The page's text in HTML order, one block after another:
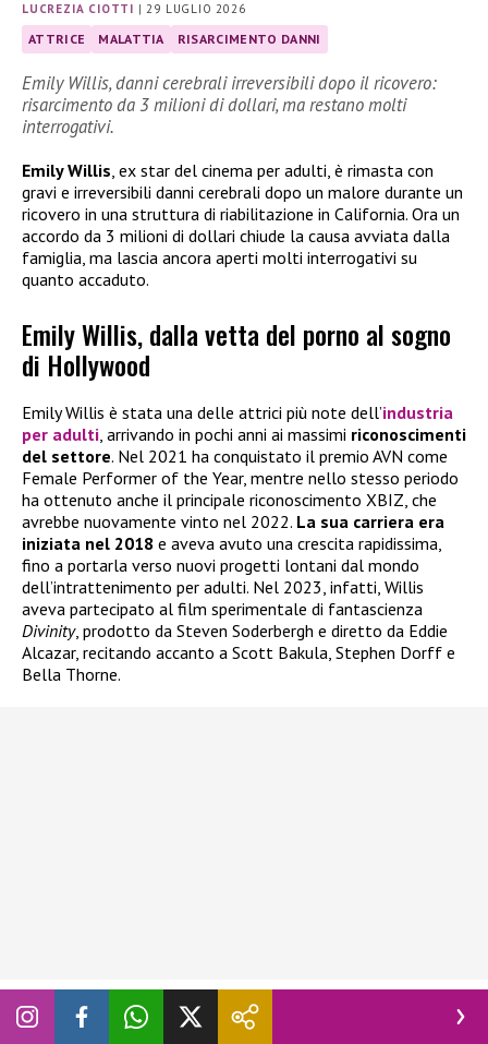
LUCREZIA CIOTTI |29 LUGLIO 2026
ATTRICE MALATTIA RISARCIMENTO DANNI
Emily Willis, danni cerebrali irreversibili dopo il ricovero:
risarcimento da 3 milioni di dollari, ma restano molti
interrogativi.
Emily Willis , ex star del cinema per adulti, è rimasta con
gravi e irreversibili danni cerebrali dopo un malore durante un
ricovero in una struttura di riabilitazione in California. Ora un
accordo da 3 milioni di dollari chiude la causa avviata dalla
famiglia, ma lascia ancora aperti molti interrogativi su
quanto accaduto.
Emily Willis, dalla vetta del porno al sogno
di Hollywood
Emily Willis è stata una delle attrici più note dell’industria
per adulti, arrivando in pochi anni ai massimi riconoscimenti
del settore. Nel 2021 ha conquistato il premio AVN come
Female Performer of the Year, mentre nello stesso periodo
ha ottenuto anche il principale riconoscimento XBIZ, che
avrebbe nuovamente vinto nel 2022. La sua carriera era
iniziata nel 2018 e aveva avuto una crescita rapidissima,
fino a portarla verso nuovi progetti lontani dal mondo
dell’intrattenimento per adulti. Nel 2023, infatti, Willis
aveva partecipato al film sperimentale di fantascienza
Divinity, prodotto da Steven Soderbergh e diretto da Eddie
Alcazar, recitando accanto a Scott Bakula, Stephen Dorff e
Bella Thorne.
Nata a San Rafael, nella provincia argentina di Mendoza,
Willis si era trasferita ancora bambina nello Utah insieme